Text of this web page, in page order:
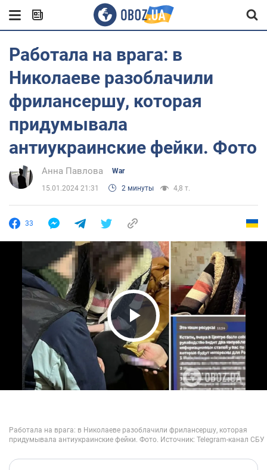
Работала на врага: в
Николаеве разоблачили
фрилансершу, которая
придумывала
антиукраинские фейки. Фото
Анна Павлова War
15.01.2024 21:31 2 минуты 4,8 т.
33
Play Video